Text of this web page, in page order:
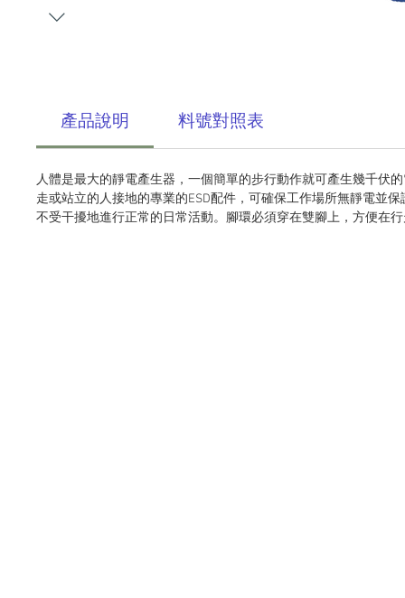
產品說明 料號對照表
人體是最大的靜電產生器，一個簡單的步行動作就可產生幾千伏
走或站立的人接地的專業的ESD配件，可確保工作場所無靜電並
不受干擾地進行正常的日常活動。腳環必須穿在雙腳上，方便在